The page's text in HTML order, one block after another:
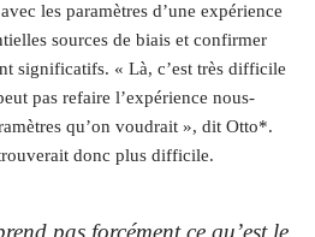
les paramètres d’une expérience
sources de biais et confirmer
significatifs. « Là, c’est très difficile
pas refaire l’expérience nous-
qu’on voudrait », dit Otto*.
donc plus difficile.